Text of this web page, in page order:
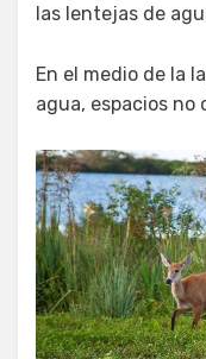
las lentejas de
En el medio de la
agua, espacios no